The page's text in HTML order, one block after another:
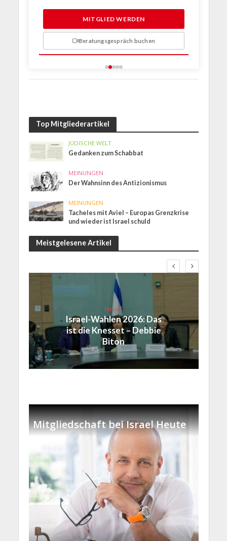
MITGLIED WERDEN
Beratungsgespräch buchen
Top Mitgliederartikel
JÜDISCHE WELT
Gedanken zum Schabbat
MEINUNGEN
Der Wahnsinn des Antizionismus
MEINUNGEN
Tacheles mit Aviel – Europas Grenzkrise
und wieder ist Israel schuld
Meistgelesene Artikel
Israel
Israel-Wahlen 2026: Das
ist die Knesset – Debbie
Biton
Mitgliedschaft bei Israel Heute